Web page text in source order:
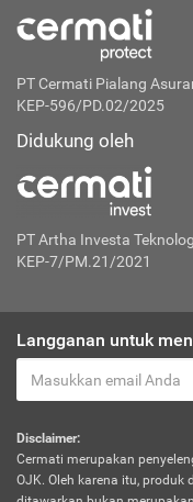
PT Cermati Pialang
KEP-596/PD.02/2025
Didukung oleh
PT Artha Investa
KEP-7/PM.21/2021
Langganan untuk
Disclaimer:
Cermati merupakan
OJK. Oleh karena itu,